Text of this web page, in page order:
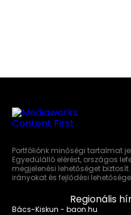
Portfóliónk minőségi tartalmat
Egyedülálló elérést, országos
megjelenési lehetőséget
irányokat és fejlődési
Regionális
Bács-Kiskun - baon.hu